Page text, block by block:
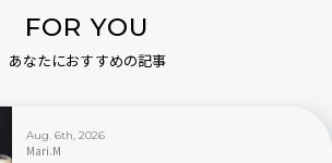
FOR YOU
あなたにおすすめの記事
Aug. 6th, 2026
Mari.M